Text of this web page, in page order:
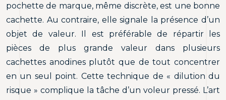
pochette de marque, même discrète, est une bonne
cachette. Au contraire, elle signale la présence d’un
objet de valeur. Il est préférable de répartir les
pièces de plus grande valeur dans plusieurs
cachettes anodines plutôt que de tout concentrer
en un seul point. Cette technique de « dilution du
risque » complique la tâche d’un voleur pressé. L’art